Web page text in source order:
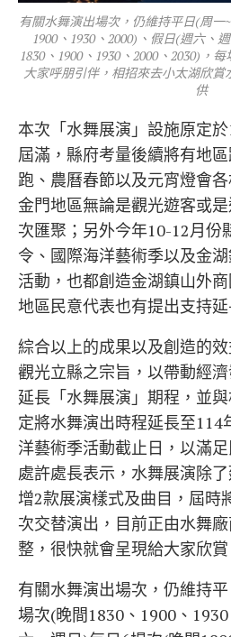
有關水舞演出場次，仍維持平日(周一
1900、1930、2000)、假日(週六、
1830、1900、1930、2000、2030)，
大家呼朋引伴，相招來去小太湖欣
供
本次「水舞展演」設施原定
屆滿，縣府考量後續將有地
跑、農曆春節以及元宵燈會
金門地區無論是觀光遊客或
次匯聚；另外今年10-12月份
令、國際海洋藝術季以及金
活動，也都創造金湖鎮山外
地區民意代表也有提出支持延
綜合以上的成果以及創造的
觀光立縣之宗旨，以帶動經
延長「水舞展演」期程，並
定將水舞演出時程延長至114
洋藝術季活動截止日，以滿
處許處長表示，水舞展演除
增2款展演樣式及曲目，屆時
次交替演出，目前正由水舞
整，很快就會呈現給大家欣賞
有關水舞演出場次，仍維持
場次(晚間1830、1900、